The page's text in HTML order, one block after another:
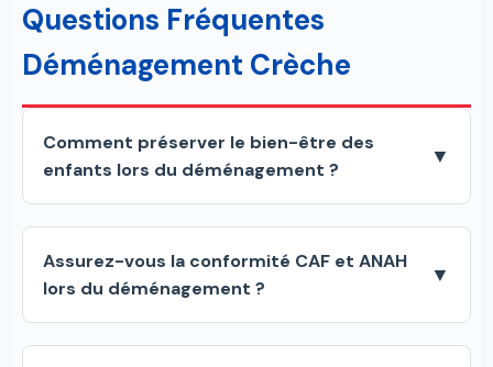
Questions Fréquentes
Déménagement Crèche
Comment préserver le bien-être des
enfants lors du déménagement ?
▼
Assurez-vous la conformité CAF et ANAH
lors du déménagement ?
▼